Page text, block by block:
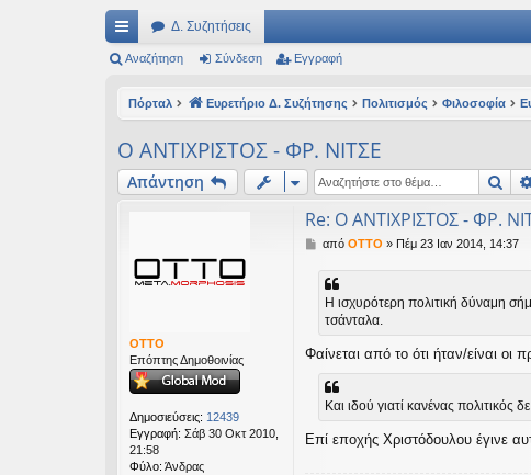
ρή
ς
συ
Δ. Συζητήσεις
Αναζήτηση Σύνδεση Εγγραφή
Πόρταλ Ευρετήριο Δ. Συζήτησης Πολιτισμός Φιλοσοφία
Ο ΑΝΤΙΧΡΙΣΤΟΣ - ΦΡ. ΝΙΤΣΕ
Απάντηση
OTTO
Επόπτης Δημοθοινίας
Δημοσιεύσεις: 12439
Εγγραφή: Σάβ 30 Οκτ 2010,
21:58
Φύλο: Άνδρας
Re: Ο ΑΝΤΙΧΡΙΣΤΟΣ - ΦΡ.
Δ
μ
υ
σ
από OTTO » Πέμ 23 Ιαν 2014, 14:37
Η ισχυρότερη πολιτική δύναμη
τσάνταλα.
Φαίνεται από το ότι ήταν/είναι οι
Και ιδού γιατί κανένας πολιτικός
Επί εποχής Χριστόδουλου έγινε